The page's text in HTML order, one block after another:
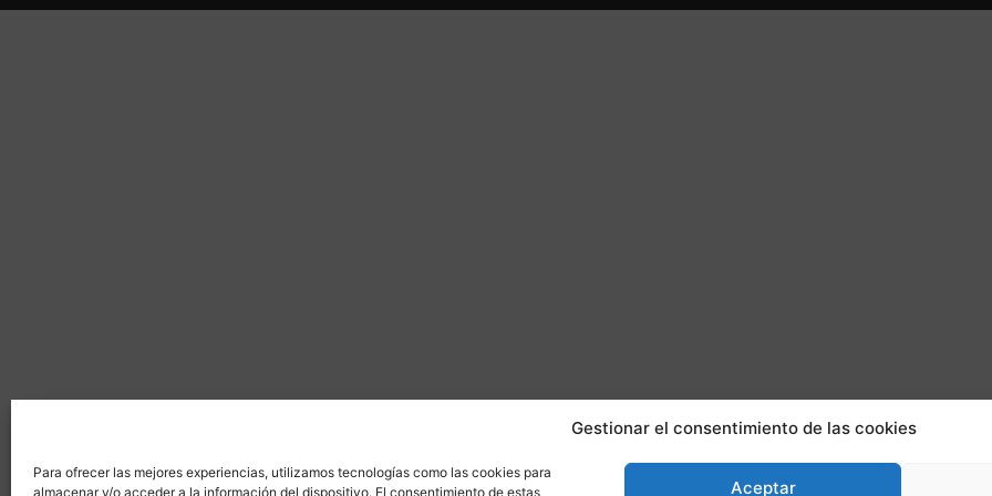
Gestionar el consentimiento de las cookies
Para ofrecer las mejores experiencias, utilizamos tecnologías como las cookies para
almacenar y/o acceder a la información del dispositivo. El consentimiento de estas
Aceptar